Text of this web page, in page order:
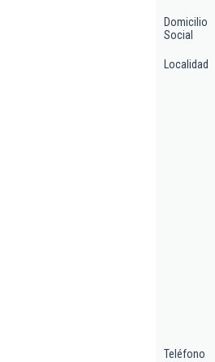
Domicilio
Social
Localidad
Teléfono